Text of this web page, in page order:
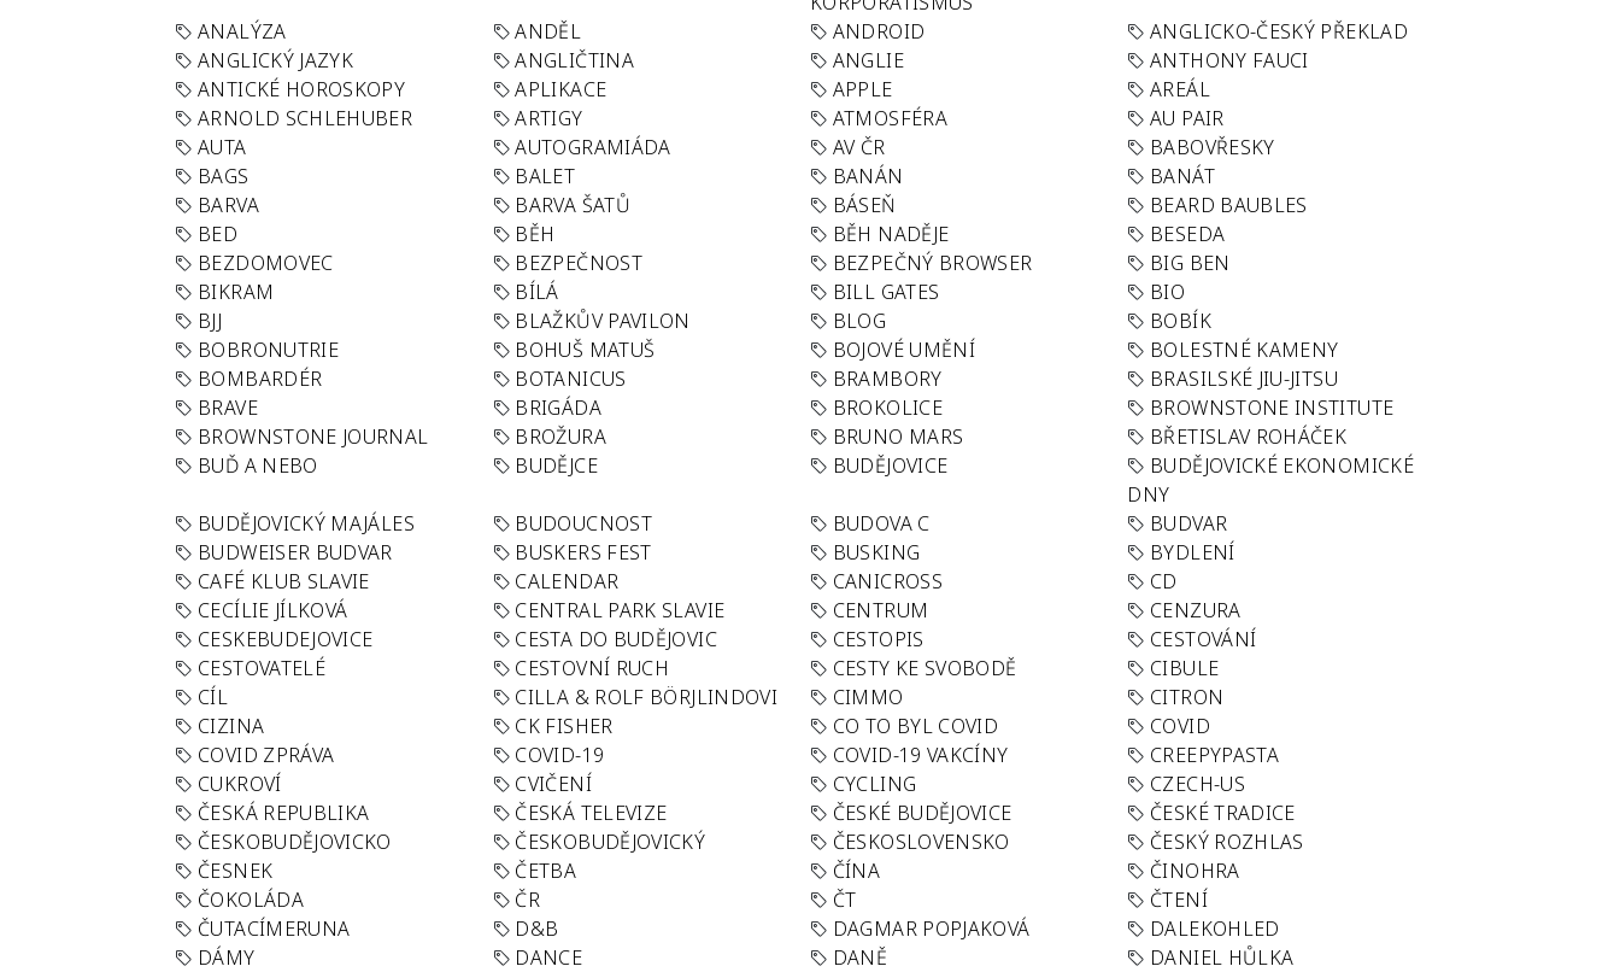
ANALÝZA ANDĚL ANDROID
ANGLICKO-ČESKÝ PŘEKLAD
ANGLICKÝ JAZYK
ANGLIČTINA ANGLIE
ANTHONY FAUCI
ANTICKÉ HOROSKOPY
APLIKACE APPLE
AREÁL
ARNOLD SCHLEHUBER
ARTIGY ATMOSFÉRA
AU PAIR
AUTA
AUTOGRAMIÁDA AV ČR
BABOVŘESKY
BAGS
BALET BANÁN
BANÁT
BARVA
BARVA ŠATŮ BÁSEŇ
BEARD BAUBLES
BED
BĚH BĚH NADĚJE
BESEDA
BEZDOMOVEC
BEZPEČNOST BEZPEČNÝ BROWSER
BIG BEN
BIKRAM
BÍLÁ BILL GATES
BIO
BJJ
BLAŽKŮV PAVILON BLOG
BOBÍK
BOBRONUTRIE
BOHUŠ MATUŠ BOJOVÉ UMĚNÍ
BOLESTNÉ KAMENY
BOMBARDÉR
BOTANICUS BRAMBORY
BRASILSKÉ JIU-JITSU
BRAVE
BRIGÁDA BROKOLICE
BROWNSTONE INSTITUTE
BROWNSTONE JOURNAL
BROŽURA BRUNO MARS
BŘETISLAV ROHÁČEK
BUĎ A NEBO
BUDĚJCE BUDĚJOVICE
BUDĚJOVICKÉ EKONOMICKÉ
DNY
BUDĚJOVICKÝ MAJÁLES
BUDOUCNOST BUDOVA C
BUDVAR
BUDWEISER BUDVAR
BUSKERS FEST BUSKING
BYDLENÍ
CAFÉ KLUB SLAVIE
CALENDAR CANICROSS
CD
CECÍLIE JÍLKOVÁ
CENTRAL PARK SLAVIE CENTRUM
CENZURA
CESKEBUDEJOVICE
CESTA DO BUDĚJOVIC CESTOPIS
CESTOVÁNÍ
CESTOVATELÉ
CESTOVNÍ RUCH CESTY KE SVOBODĚ
CIBULE
CÍL
CILLA & ROLF BÖRJLINDOVI CIMMO
CITRON
CIZINA
CK FISHER CO TO BYL COVID
COVID
COVID ZPRÁVA
COVID-19 COVID-19 VAKCÍNY
CREEPYPASTA
CUKROVÍ
CVIČENÍ CYCLING
CZECH-US
ČESKÁ REPUBLIKA
ČESKÁ TELEVIZE ČESKÉ BUDĚJOVICE
ČESKÉ TRADICE
ČESKOBUDĚJOVICKO
ČESKOBUDĚJOVICKÝ ČESKOSLOVENSKO
ČESKÝ ROZHLAS
ČESNEK
ČETBA ČÍNA
ČINOHRA
ČOKOLÁDA
ČR ČT
ČTENÍ
ČUTACÍMERUNA
D&B DAGMAR POPJAKOVÁ
DALEKOHLED
DÁMY
DANCE DANĚ
DANIEL HŮLKA